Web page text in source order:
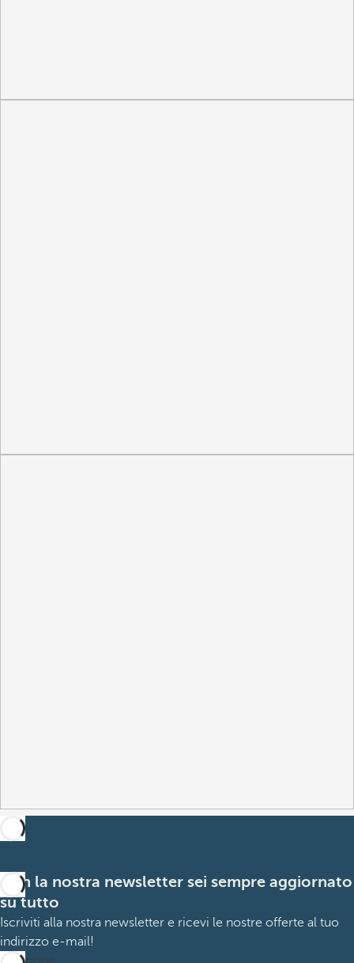
Con la nostra newsletter sei sempre aggiornato
su tutto
Iscriviti alla nostra newsletter e ricevi le nostre offerte al tuo
indirizzo e-mail!